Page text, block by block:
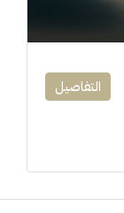
التفاصيل